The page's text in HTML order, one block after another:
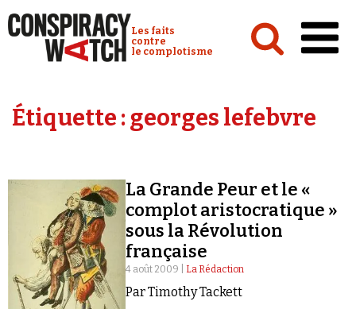
Conspiracy Watch :
Les faits
contre
le complotisme
Analyses
Vidéos
Émissions
Revues de presse
Étiquette :georges lefebvre
La Grande Peur et le «
complot aristocratique »
sous la Révolution
française
4 août 2009 | La Rédaction
Par Timothy Tackett